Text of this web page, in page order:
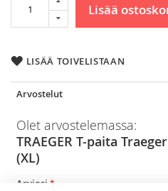
Lisää
LISÄÄ TOIVELISTAAN
Arvostelut
Olet arvostelemassa:
TRAEGER T-paita
(XL)
Arviosi